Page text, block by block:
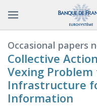
Occasional papers
Collective
Vexing
Infrastructure
Information